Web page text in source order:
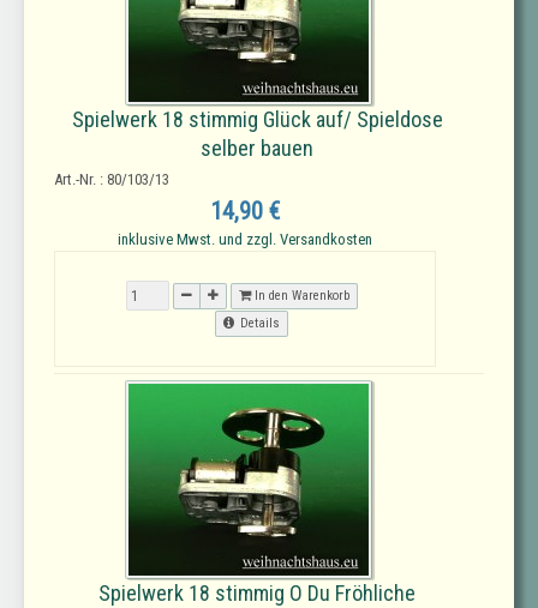
Spielwerk 18 stimmig Glück auf/ Spieldose
selber bauen
Art.-Nr. : 80/103/13
14,90 €
inklusive Mwst. und zzgl. Versandkosten
In den Warenkorb
Details
Spielwerk 18 stimmig O Du Fröhliche